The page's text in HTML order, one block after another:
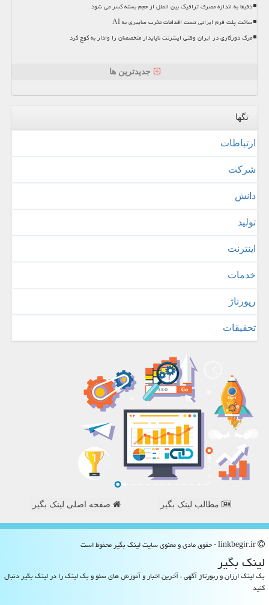
دقیقا به اندازه مصرف ترافیک بین الملل از حجم بسته کسر می شود
ساخت پلت فرم ایرانی تست اقدامات مخرب سایبری به AI
مرگ دورکاری در ایران وقتی اینترنت ناپایدار متخصصان را وادار به کوچ کرد
جدیدترین ها
تگها
ارتباطات
شركت
دانش
تولید
اینترنت
خدمات
رپورتاژ
تحقیقات
مطالب لینک بگیر صفحه اصلی لینک بگیر
لینك بگیر
بک لینک ارزان و رپورتاژ آگهی ، آخرین اخبار و آموزش های سئو و بک لینک را در لینک بگیر دنبال
کنید